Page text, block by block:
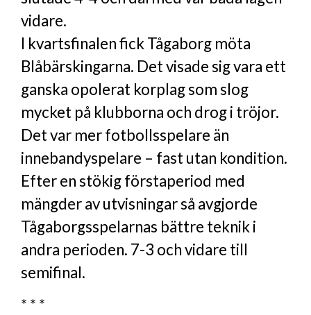
vidare.
I kvartsfinalen fick Tågaborg möta
Blåbärskingarna. Det visade sig vara ett
ganska opolerat korplag som slog
mycket på klubborna och drog i tröjor.
Det var mer fotbollsspelare än
innebandyspelare – fast utan kondition.
Efter en stökig förstaperiod med
mängder av utvisningar så avgjorde
Tågaborgsspelarnas bättre teknik i
andra perioden. 7-3 och vidare till
semifinal.
* * *